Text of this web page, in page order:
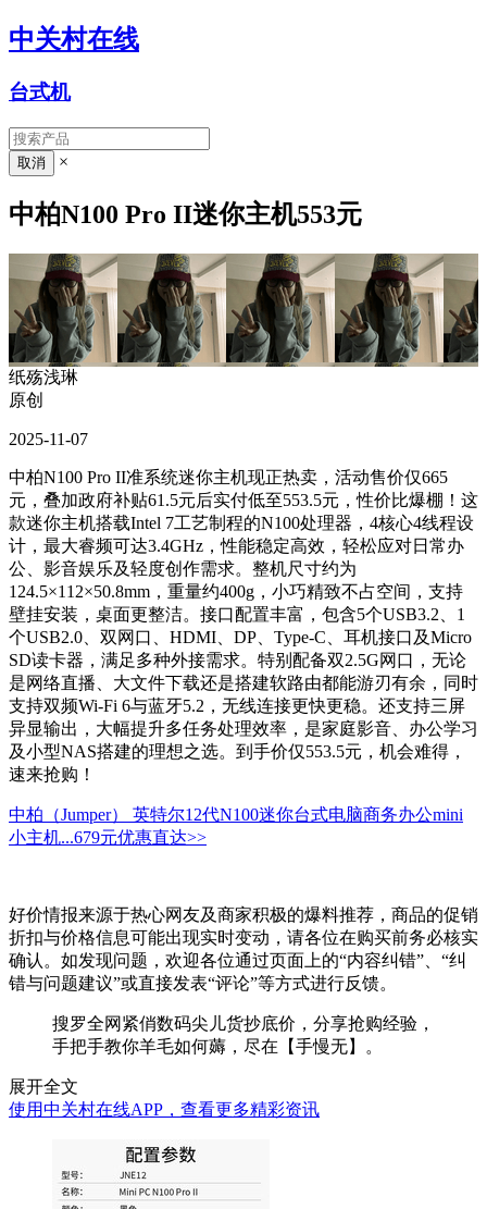
中关村在线
台式机
×
中柏N100 Pro II迷你主机553元
纸殇浅琳
原创
2025-11-07
中柏N100 Pro II准系统迷你主机现正热卖，活动售价仅665
元，叠加政府补贴61.5元后实付低至553.5元，性价比爆棚！这
款迷你主机搭载Intel 7工艺制程的N100处理器，4核心4线程设
计，最大睿频可达3.4GHz，性能稳定高效，轻松应对日常办
公、影音娱乐及轻度创作需求。整机尺寸约为
124.5×112×50.8mm，重量约400g，小巧精致不占空间，支持
壁挂安装，桌面更整洁。接口配置丰富，包含5个USB3.2、1
个USB2.0、双网口、HDMI、DP、Type-C、耳机接口及Micro
SD读卡器，满足多种外接需求。特别配备双2.5G网口，无论
是网络直播、大文件下载还是搭建软路由都能游刃有余，同时
支持双频Wi-Fi 6与蓝牙5.2，无线连接更快更稳。还支持三屏
异显输出，大幅提升多任务处理效率，是家庭影音、办公学习
及小型NAS搭建的理想之选。到手价仅553.5元，机会难得，
速来抢购！
中柏（Jumper） 英特尔12代N100迷你台式电脑商务办公mini
小主机...679元优惠直达>>
好价情报来源于热心网友及商家积极的爆料推荐，商品的促销
折扣与价格信息可能出现实时变动，请各位在购买前务必核实
确认。如发现问题，欢迎各位通过页面上的“内容纠错”、“纠
错与问题建议”或直接发表“评论”等方式进行反馈。
搜罗全网紧俏数码尖儿货抄底价，分享抢购经验，
手把手教你羊毛如何薅，尽在【手慢无】。
展开全文
使用中关村在线APP，查看更多精彩资讯